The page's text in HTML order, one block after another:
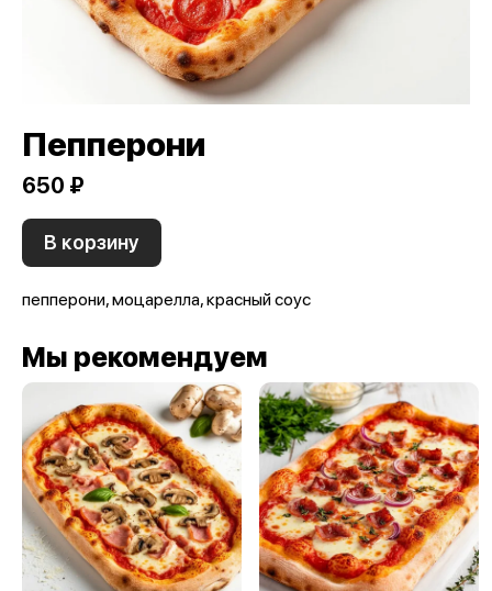
Пепперони
650 ₽
В корзину
пепперони, моцарелла, красный соус
Мы рекомендуем